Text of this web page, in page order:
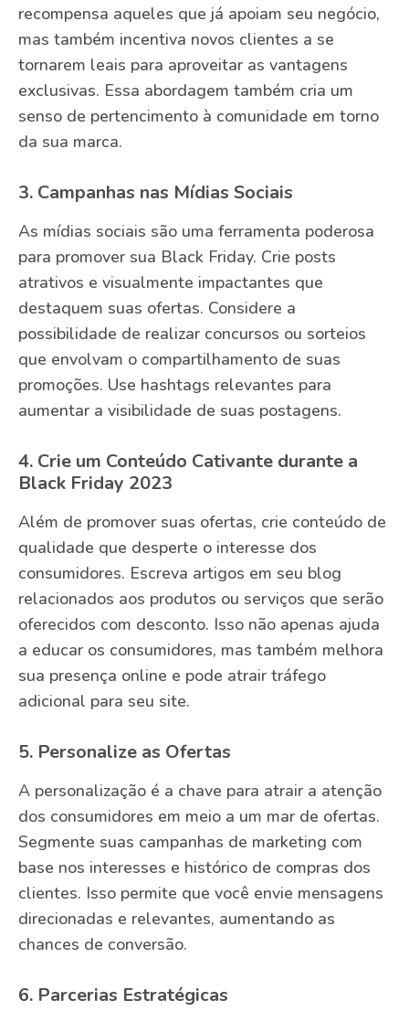
recompensa aqueles que já apoiam seu negócio,
mas também incentiva novos clientes a se
tornarem leais para aproveitar as vantagens
exclusivas. Essa abordagem também cria um
senso de pertencimento à comunidade em torno
da sua marca.
3. Campanhas nas Mídias Sociais
As mídias sociais são uma ferramenta poderosa
para promover sua Black Friday. Crie posts
atrativos e visualmente impactantes que
destaquem suas ofertas. Considere a
possibilidade de realizar concursos ou sorteios
que envolvam o compartilhamento de suas
promoções. Use hashtags relevantes para
aumentar a visibilidade de suas postagens.
4. Crie um Conteúdo Cativante durante a
Black Friday 2023
Além de promover suas ofertas, crie conteúdo de
qualidade que desperte o interesse dos
consumidores. Escreva artigos em seu blog
relacionados aos produtos ou serviços que serão
oferecidos com desconto. Isso não apenas ajuda
a educar os consumidores, mas também melhora
sua presença online e pode atrair tráfego
adicional para seu site.
5. Personalize as Ofertas
A personalização é a chave para atrair a atenção
dos consumidores em meio a um mar de ofertas.
Segmente suas campanhas de marketing com
base nos interesses e histórico de compras dos
clientes. Isso permite que você envie mensagens
direcionadas e relevantes, aumentando as
chances de conversão.
6. Parcerias Estratégicas